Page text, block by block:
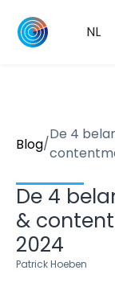
NL
Blog/
De 4
De 4
&
2024
Patrick Hoeben